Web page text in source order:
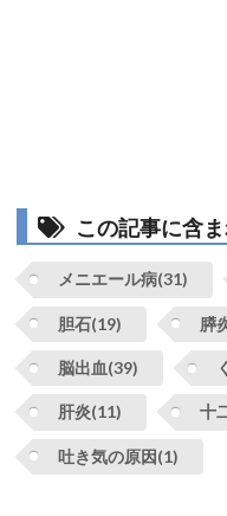
この記事に含
メニエール病(31)
胆石(19) 膵
脳出血(39)
肝炎(11) 十
吐き気の原因(1)